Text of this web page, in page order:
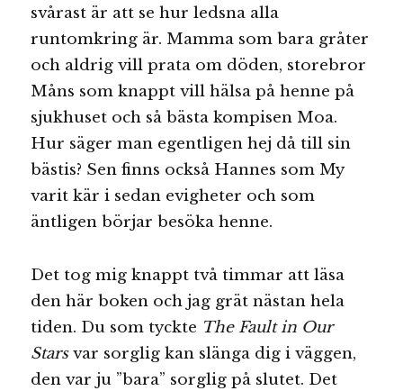
svårast är att se hur ledsna alla
runtomkring är. Mamma som bara gråter
och aldrig vill prata om döden, storebror
Måns som knappt vill hälsa på henne på
sjukhuset och så bästa kompisen Moa.
Hur säger man egentligen hej då till sin
bästis? Sen finns också Hannes som My
varit kär i sedan evigheter och som
äntligen börjar besöka henne.
Det tog mig knappt två timmar att läsa
den här boken och jag grät nästan hela
tiden. Du som tyckte The Fault in Our
Starsvar sorglig kan slänga dig i väggen,
den var ju ”bara” sorglig på slutet. Det